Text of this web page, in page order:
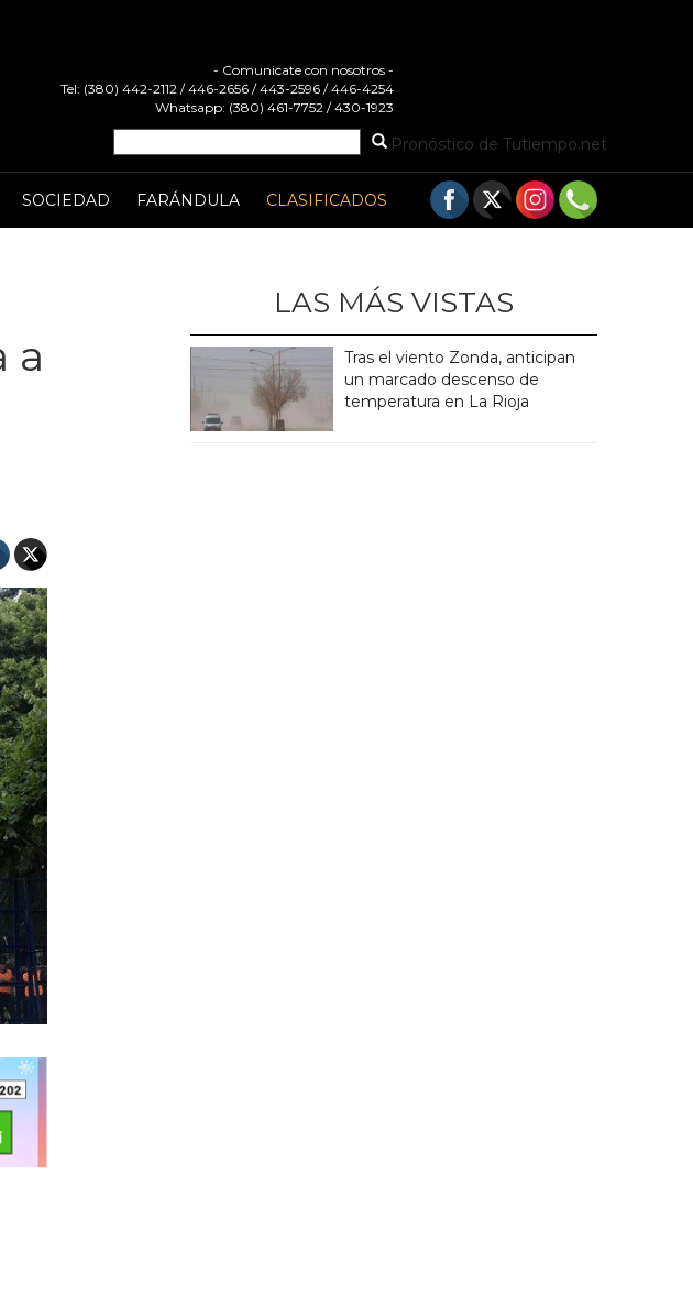
- Comunicate con nosotros -
Tel: (380) 442-2112 / 446-2656 / 443-2596 / 446-4254
Whatsapp: (380) 461-7752 / 430-1923
Pronóstico de Tutiempo.net
SOCIEDAD FARÁNDULA CLASIFICADOS
a
LAS MÁS VISTAS
Tras el viento Zonda, anticipan
un marcado descenso de
temperatura en La Rioja